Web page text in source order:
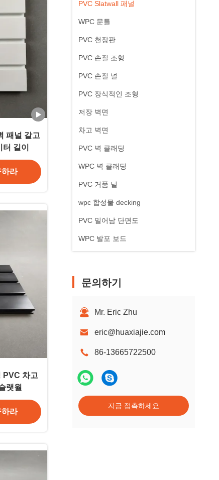
PVC Slatwall 패널
WPC 문틀
PVC 천장판
PVC 손질 조형
PVC 손질 널
PVC 장식적인 조형
저장 벽면
차고 벽면
PVC 벽 클래딩
WPC 벽 클래딩
PVC 거품 널
wpc 합성물 decking
PVC 밀어남 단면도
WPC 발포 보드
문의하기
Mr. Eric Zhu
eric@huaxiajie.com
86-13665722500
지금 접촉하세요
패널 갈고
길이
하라
PVC 차고
랫월
하라